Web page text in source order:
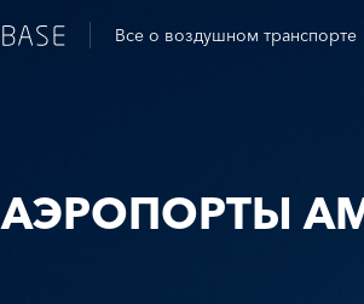
Все о воздушном транспорте
АЭРОПОРТЫ